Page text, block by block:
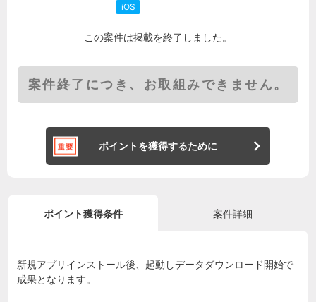
iOS
この案件は掲載を終了しました。
案件終了につき、お取組みできません。
ポイントを獲得するために
ポイント獲得条件 案件詳細
新規アプリインストール後、起動しデータダウンロード開始で
成果となります。